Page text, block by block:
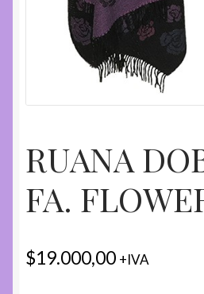
RUANA
FA.
$19.000,00 +IVA